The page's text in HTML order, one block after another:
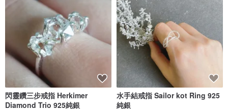
閃靈鑽三步戒指 Herkimer
Diamond Trio 925純銀
水手結戒指 Sailor kot Ring 925
純銀